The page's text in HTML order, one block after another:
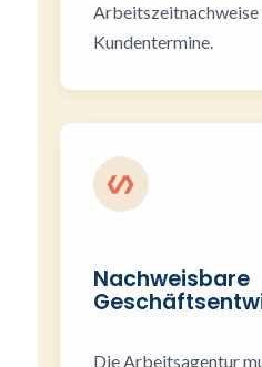
Arbeitszeitnachweise
Kundentermine.
Nachweisbare
Die Arbeitsagentur